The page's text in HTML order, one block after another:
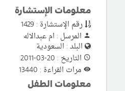
معلومات الإستشارة
رقم الإستشارة : 1429
المرسل : ام عبدالاله
البلد : السعودية
التاريخ : 20-03-2011
مرات القراءة : 13440
معلومات الطفل